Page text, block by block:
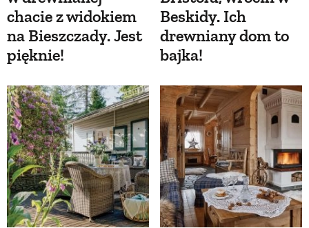
chacie z widokiem
na Bieszczady. Jest
pięknie!
Beskidy. Ich
drewniany dom to
bajka!